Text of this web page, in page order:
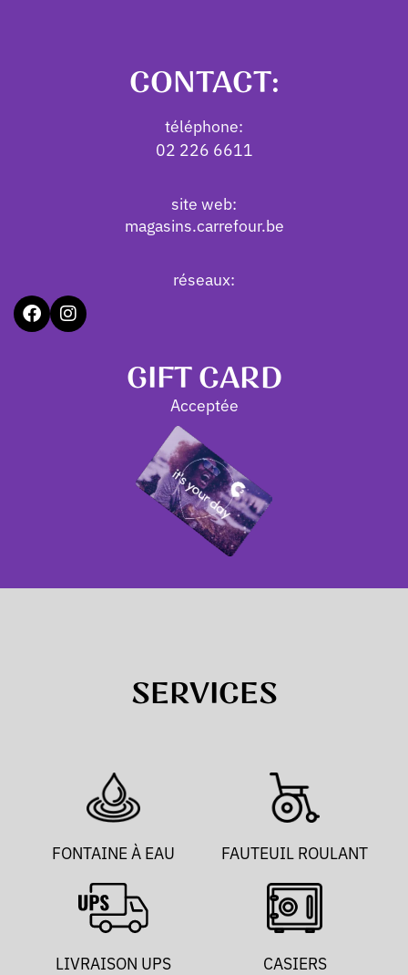
CONTACT:
téléphone:
02 226 6611
site web:
magasins.carrefour.be
réseaux:
GIFT CARD
Acceptée
SERVICES
FONTAINE À EAU FAUTEUIL ROULANT
LIVRAISON UPS CASIERS